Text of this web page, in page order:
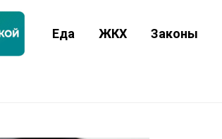
Еда ЖКХ Законы